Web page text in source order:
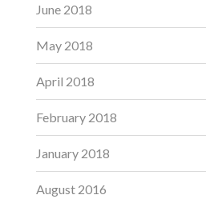
June 2018
May 2018
April 2018
February 2018
January 2018
August 2016